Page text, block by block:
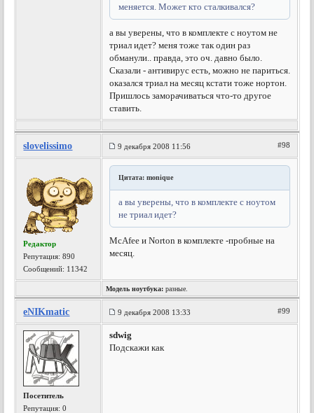
меняется. Может кто сталкивался?
а вы уверены, что в комплекте с ноутом не
триал идет? меня тоже так один раз
обманули.. правда, это оч. давно было.
Сказали - антивирус есть, можно не париться.
оказался триал на месяц кстати тоже нортон.
Пришлось заморачиваться что-то другое
ставить.
slovelissimo 9 декабря 2008 11:56 #98
Редактор
Репутация:890
Сообщений: 11342
Цитата: monique
а вы уверены, что в комплекте с ноутом
не триал идет?
McAfee и Norton в комплекте -пробные на
месяц.
Модель ноутбука: разные.
eNIKmatic 9 декабря 2008 13:33 #99
Посетитель
Репутация:0
sdwig
Подскажи как